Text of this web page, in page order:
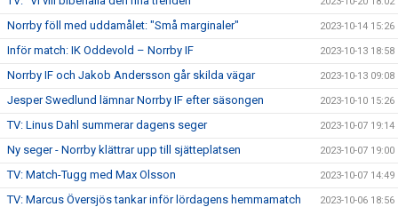
Norrby föll med uddamålet: "Små marginaler" 2023-10-14 15:26
Inför match: IK Oddevold – Norrby IF 2023-10-13 18:58
Norrby IF och Jakob Andersson går skilda vägar 2023-10-13 09:08
Jesper Swedlund lämnar Norrby IF efter säsongen 2023-10-10 15:26
TV: Linus Dahl summerar dagens seger 2023-10-07 19:14
Ny seger - Norrby klättrar upp till sjätteplatsen 2023-10-07 19:00
TV: Match-Tugg med Max Olsson 2023-10-07 14:49
TV: Marcus Översjös tankar inför lördagens hemmamatch 2023-10-06 18:56